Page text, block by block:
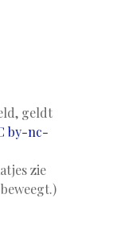
geldt
by-nc-
zie